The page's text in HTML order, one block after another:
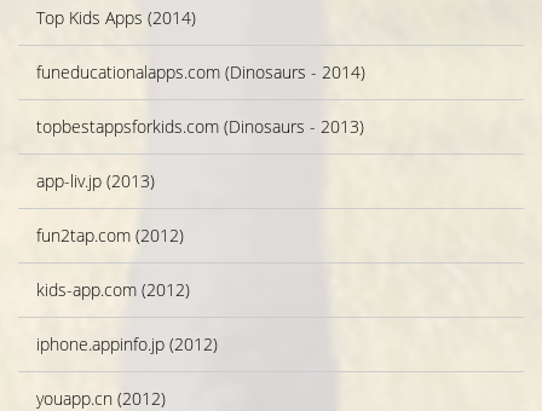
Top Kids Apps (2014)
funeducationalapps.com (Dinosaurs - 2014)
topbestappsforkids.com (Dinosaurs - 2013)
app-liv.jp (2013)
fun2tap.com (2012)
kids-app.com (2012)
iphone.appinfo.jp (2012)
youapp.cn (2012)